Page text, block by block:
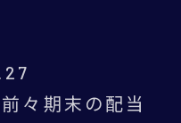
々期末の配当